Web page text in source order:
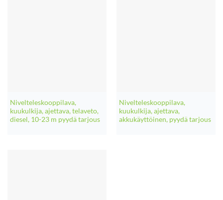
Nivelteleskooppilava,
kuukulkija, ajettava, telaveto,
diesel, 10-23 m pyydä tarjous
Nivelteleskooppilava,
kuukulkija, ajettava,
akkukäyttöinen, pyydä tarjous